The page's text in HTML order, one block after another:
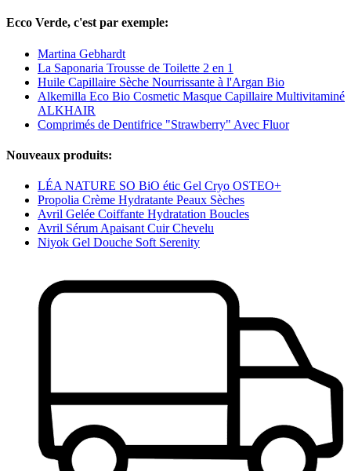
Ecco Verde, c'est par exemple:
Martina Gebhardt
La Saponaria Trousse de Toilette 2 en 1
Huile Capillaire Sèche Nourrissante à l'Argan Bio
Alkemilla Eco Bio Cosmetic Masque Capillaire Multivitaminé
ALKHAIR
Comprimés de Dentifrice "Strawberry" Avec Fluor
Nouveaux produits:
LÉA NATURE SO BiO étic Gel Cryo OSTEO+
Propolia Crème Hydratante Peaux Sèches
Avril Gelée Coiffante Hydratation Boucles
Avril Sérum Apaisant Cuir Chevelu
Niyok Gel Douche Soft Serenity